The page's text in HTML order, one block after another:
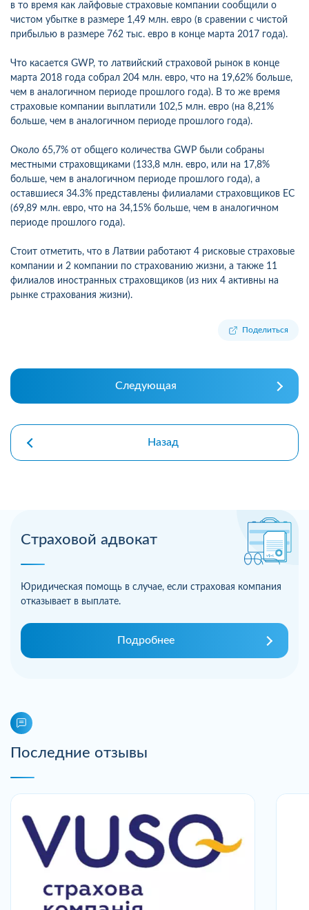
Страховой адвокат
Юридическая помощь в случае, если страховая компания
отказывает в выплате.
Подробнее
Последние отзывы
в то время как лайфовые страховые компании сообщили о
чистом убытке в размере 1,49 млн. евро (в сравении с чистой
прибылью в размере 762 тыс. евро в конце марта 2017 года).
Что касается GWP, то латвийский страховой рынок в конце
марта 2018 года собрал 204 млн. евро, что на 19,62% больше,
чем в аналогичном периоде прошлого года). В то же время
страховые компании выплатили 102,5 млн. евро (на 8,21%
больше, чем в аналогичном периоде прошлого года).
Около 65,7% от общего количества GWP были собраны
местными страховщиками (133,8 млн. евро, или на 17,8%
больше, чем в аналогичном периоде прошлого года), а
оставшиеся 34.3% представлены филиалами страховщиков ЕС
(69,89 млн. евро, что на 34,15% больше, чем в аналогичном
периоде прошлого года).
Стоит отметить, что в Латвии работают 4 рисковые страховые
компании и 2 компании по страхованию жизни, а также 11
филиалов иностранных страховщиков (из них 4 активны на
рынке страхования жизни).
Поделиться
Следующая
Назад